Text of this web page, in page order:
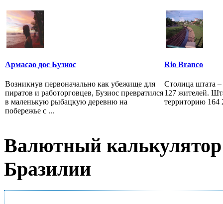
Армасао дос Бузиос
Возникнув первоначально как убежище для
пиратов и работорговцев, Бузиос превратился
в маленькую рыбацкую деревню на
побережье с ...
Rio Branco
Столица штата
127 жителей.
территорию 164
Валютный
Бразилии